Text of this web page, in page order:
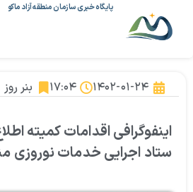
پایگاه خبری سازمان منطقه آزاد ماکو
۱۴۰۲-۰۱-۲۴ ۱۷:۰۴ بنر روز
اینفوگرافی اقدامات کمیته
ستاد اجرایی خدمات نوروزی